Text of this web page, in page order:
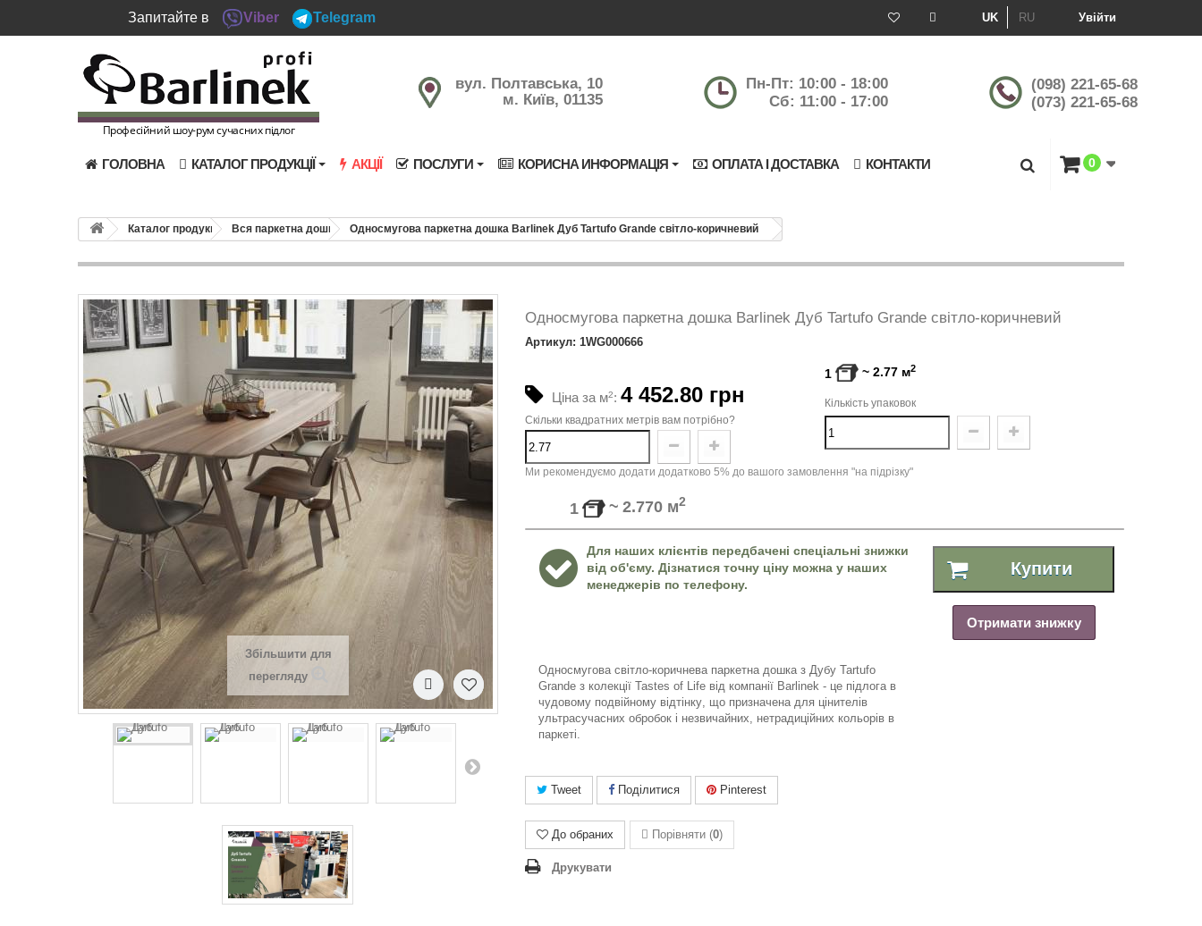
Запитайте в Viber Telegram Увійти
UK RU
Професійний шоу-рум сучасних підлог
вул. Полтавська, 10
м. Київ, 01135
Пн-Пт: 10:00 - 18:00
Сб: 11:00 - 17:00
(098) 221-65-68
(073) 221-65-68
ГОЛОВНА КАТАЛОГ ПРОДУКЦІЇ АКЦІЇ ПОСЛУГИ КОРИСНА ИНФОРМАЦІЯ ОПЛАТА І ДОСТАВКА КОНТАКТИ 0
Каталог продукції Вся паркетна дошка Односмугова паркетна дошка Barlinek Дуб Tartufo Grande світло-коричневий
Збільшити для
перегляду
Односмугова паркетна дошка Barlinek Дуб Tartufo Grande світло-коричневий
Артикул: 1WG000666
Ціна за м2: 4 452.80 грн
1 ~ 2.77 м2
Кількість упаковок
Скільки квадратних метрів вам потрібно?
Ми рекомендуємо додати додатково 5% до вашого замовлення "на підрізку"
1 ~ 2.770 м2
Для наших клієнтів передбачені спеціальні знижки
від об'єму. Дізнатися точну ціну можна у наших
менеджерів по телефону.
Купити
Отримати знижку
Односмугова світло-коричнева паркетна дошка з Дубу Tartufo
Grande з колекції Tastes of Life від компанії Barlinek - це підлога в
чудовому подвійному відтінку, що призначена для цінителів
ультрасучасних обробок і незвичайних, нетрадиційних кольорів в
паркеті.
Tweet Поділитися Pinterest
До обраних Порівняти (0)
Друкувати